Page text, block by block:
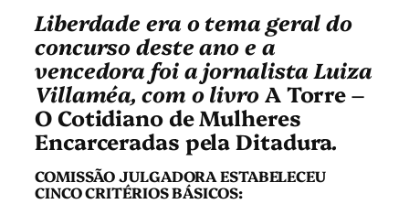
Liberdade era o tema geral do
concurso deste ano e a
vencedora foi a jornalista Luiza
Villaméa, com o livroA Torre –
O Cotidiano de Mulheres
Encarceradas pela Ditadura.
COMISSÃO JULGADORA ESTABELECEU
CINCO CRITÉRIOS BÁSICOS: